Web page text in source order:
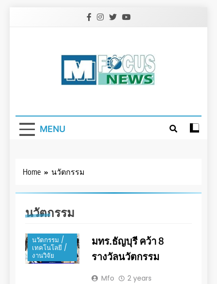
MENU
Home นวัตกรรม
นวัตกรรม
นวัตกรรม /
เทคโนโลยี /
งานวิจัย
มทร.ธัญบุรี คว้า 8
รางวัลนวัตกรรม
Mfo
2 years